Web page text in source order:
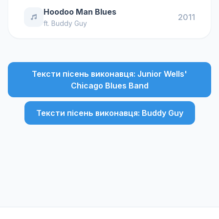
Hoodoo Man Blues
ft. Buddy Guy
2011
Тексти пісень виконавця: Junior Wells'
Chicago Blues Band
Тексти пісень виконавця: Buddy Guy